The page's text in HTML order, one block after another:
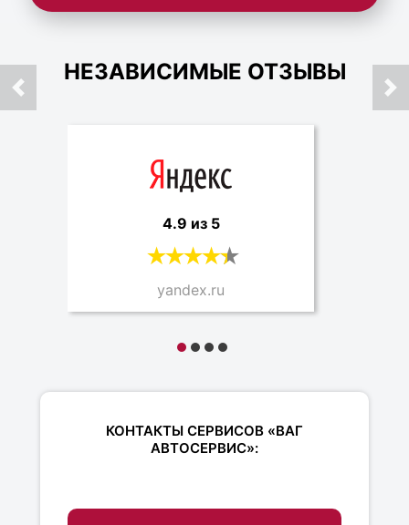
НЕЗАВИСИМЫЕ ОТЗЫВЫ
4.9 из 5
yandex.ru
КОНТАКТЫ СЕРВИСОВ «ВАГ
АВТОСЕРВИС»: